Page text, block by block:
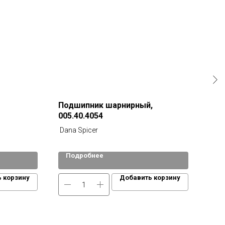
корзину
Подшипник шарнирный,
005.40.4054
Dana Spicer
Подробнее
Добавить корзину